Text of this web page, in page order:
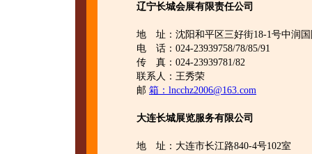
辽宁长城会展有限责任公司
地 址：沈阳和平区三好街18-1号中润国
电 话：024-23939758/78/85/91
传 真：024-23939781/82
联系人：王秀荣
邮 箱：lncchz2006@163.com
大连长城展览服务有限公司
地 址：大连市长江路840-4号102室